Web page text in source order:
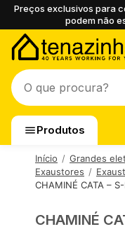
Preços exclusivos para
podem não
Produtos
Início Grandes
Exaustores
CHAMINÉ CATA –
CHAMINÉ